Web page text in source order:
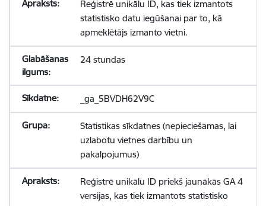
Reģistrē unikālu ID, kas tiek izmantots
statistisko datu iegūšanai par to, kā
apmeklētājs izmanto vietni.
24 stundas
_ga_5BVDH62V9C
Statistikas sīkdatnes (nepieciešamas, lai
uzlabotu vietnes darbību un
pakalpojumus)
Reģistrē unikālu ID priekš jaunākās GA 4
versijas, kas tiek izmantots statistisko